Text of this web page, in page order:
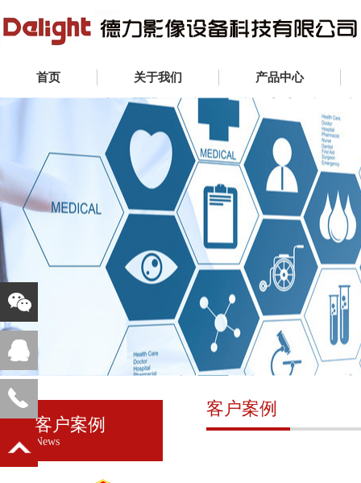
首页 关于我们 产品中心
客户案例
News
客户案例